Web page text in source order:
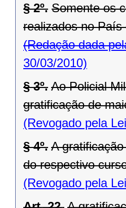
§ 2º. Somente os
realizados no
(Redação dada
30/03/2010)
§ 3º. Ao Policial
gratificação de
(Revogado pela
§ 4º. A
do respectivo
(Revogado pela